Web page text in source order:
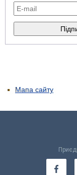
Мапа сайту